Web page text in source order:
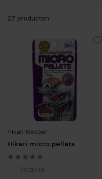
27 producten
Hikari Visvoer
Hikari micro pellets
Vergelijk